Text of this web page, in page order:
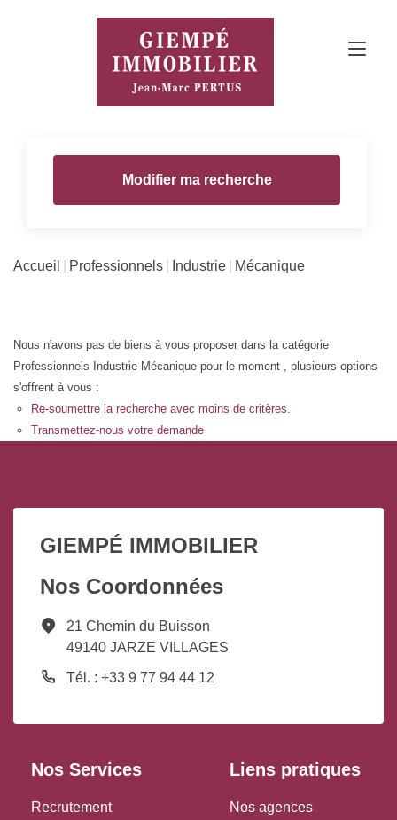
Modifier ma recherche
Accueil Professionnels Industrie Mécanique
Nous n'avons pas de biens à vous proposer dans la catégorie
Professionnels Industrie Mécanique pour le moment , plusieurs options
s'offrent à vous :
Re-soumettre la recherche avec moins de critères.
Transmettez-nous votre demande
GIEMPÉ IMMOBILIER
Nos Coordonnées
21 Chemin du Buisson
49140 JARZE VILLAGES
Tél. : +33 9 77 94 44 12
Nos Services
Recrutement
Liens pratiques
Nos agences